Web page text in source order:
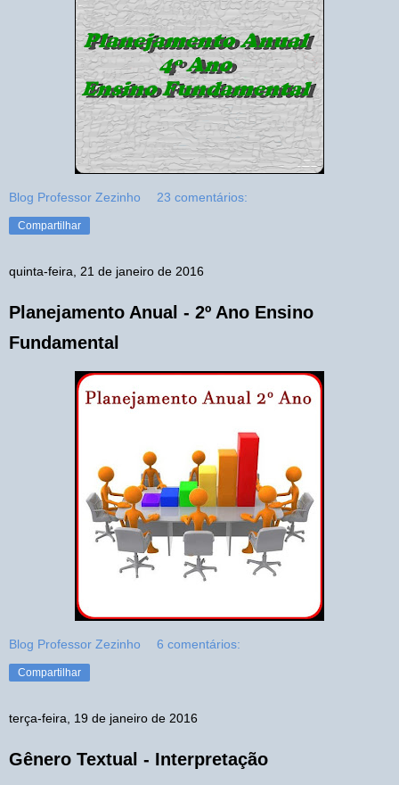
Blog Professor Zezinho 23 comentários:
Compartilhar
quinta-feira, 21 de janeiro de 2016
Planejamento Anual - 2º Ano Ensino
Fundamental
Blog Professor Zezinho 6 comentários:
Compartilhar
terça-feira, 19 de janeiro de 2016
Gênero Textual - Interpretação